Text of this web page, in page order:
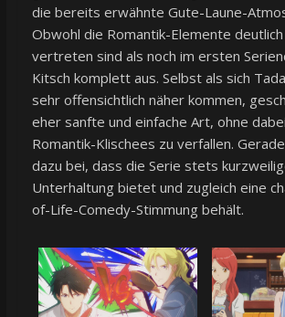
die bereits erwähnte Gute-Laune-
Obwohl die Romantik-Elemente
vertreten sind als noch im ersten
Kitsch komplett aus. Selbst als sich
sehr offensichtlich näher kommen,
eher sanfte und einfache Art, ohne
Romantik-Klischees zu verfallen.
dazu bei, dass die Serie stets
Unterhaltung bietet und zugleich eine
of-Life-Comedy-Stimmung behält.